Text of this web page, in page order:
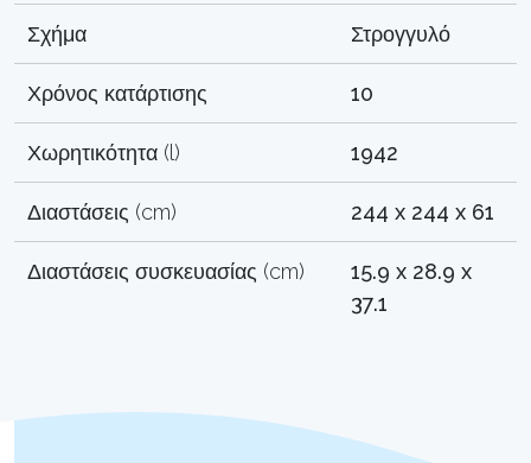
Σχήμα Στρογγυλό
Χρόνος κατάρτισης 10
Χωρητικότητα (l) 1942
Διαστάσεις (cm) 244 x 244 x 61
Διαστάσεις συσκευασίας (cm)
15.9 x 28.9 x
37.1